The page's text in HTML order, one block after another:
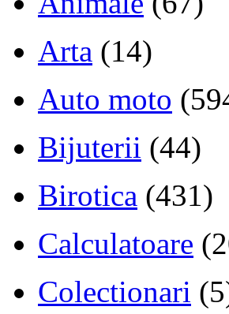
Arta (14)
Auto moto
Bijuterii (44)
Birotica (431)
Calculatoare
Colectionari